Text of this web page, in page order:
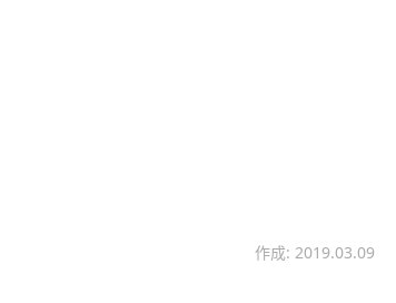
作成: 2019.03.09